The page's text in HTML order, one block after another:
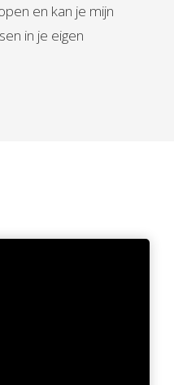
en kan je mijn
in je eigen